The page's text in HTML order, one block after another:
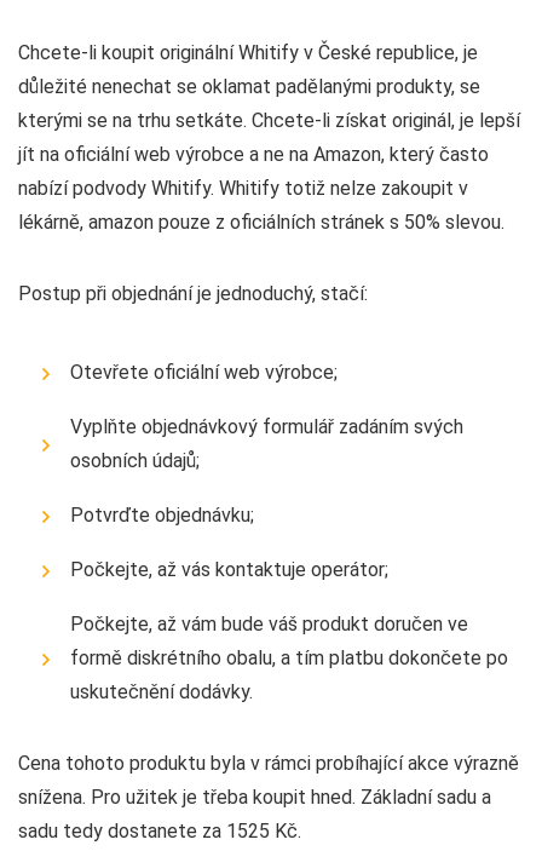
Chcete-li koupit originální Whitify v České republice, je
důležité nenechat se oklamat padělanými produkty, se
kterými se na trhu setkáte. Chcete-li získat originál, je lepší
jít na oficiální web výrobce a ne na Amazon, který často
nabízí podvody Whitify. Whitify totiž nelze zakoupit v
lékárně, amazon pouze z oficiálních stránek s 50% slevou.
Postup při objednání je jednoduchý, stačí:
Otevřete oficiální web výrobce;
Vyplňte objednávkový formulář zadáním svých
osobních údajů;
Potvrďte objednávku;
Počkejte, až vás kontaktuje operátor;
Počkejte, až vám bude váš produkt doručen ve
formě diskrétního obalu, a tím platbu dokončete po
uskutečnění dodávky.
Cena tohoto produktu byla v rámci probíhající akce výrazně
snížena. Pro užitek je třeba koupit hned. Základní sadu a
sadu tedy dostanete za 1525 Kč.